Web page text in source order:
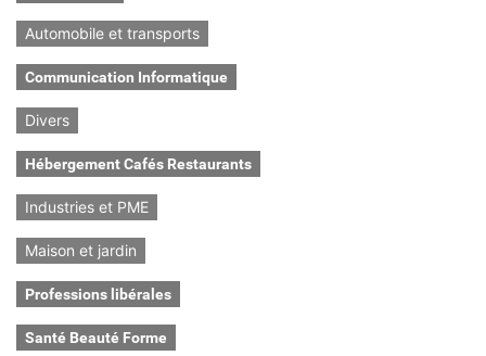
Automobile et transports
Communication Informatique
Divers
Hébergement Cafés Restaurants
Industries et PME
Maison et jardin
Professions libérales
Santé Beauté Forme